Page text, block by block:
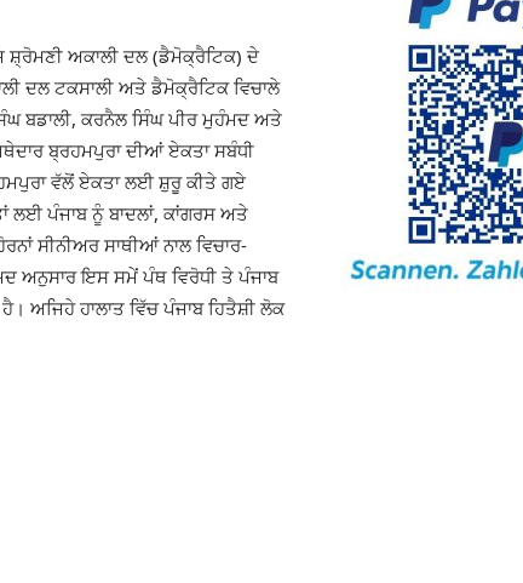
ਸ਼੍ਰੋਮਣੀ ਅਕਾਲੀ ਦਲ (ਡੈਮੋਕ੍ਰੈਟਿਕ) ਦੇ
ਦਲ ਟਕਸਾਲੀ ਅਤੇ ਡੈਮੋਕ੍ਰੈਟਿਕ ਵਿਚਾਲੇ
ਬਡਾਲੀ, ਕਰਨੈਲ ਸਿੰਘ ਪੀਰ ਮੁਹੰਮਦ ਅਤੇ
ਬ੍ਰਹਮਪੁਰਾ ਦੀਆਂ ਏਕਤਾ ਸਬੰਧੀ
ਵੱਲੋਂ ਏਕਤਾ ਲਈ ਸ਼ੁਰੂ ਕੀਤੇ ਗਏ
ਲਈ ਪੰਜਾਬ ਨੂੰ ਬਾਦਲਾਂ, ਕਾਂਗਰਸ ਅਤੇ
ਸੀਨੀਅਰ ਸਾਥੀਆਂ ਨਾਲ ਵਿਚਾਰ-
ਅਨੁਸਾਰ ਇਸ ਸਮੇਂ ਪੰਥ ਵਿਰੋਧੀ ਤੇ ਪੰਜਾਬ
ਅਜਿਹੇ ਹਾਲਾਤ ਵਿੱਚ ਪੰਜਾਬ ਹਿਤੈਸ਼ੀ ਲੋਕ